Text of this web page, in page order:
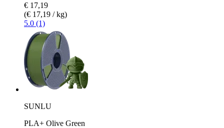
€ 17,19
(€ 17,19 / kg)
5.0 (1)
SUNLU
PLA+ Olive Green